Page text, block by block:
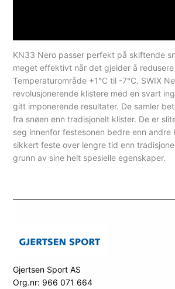
KN33 Nero passer perfekt på skiftende
meget effektivt når det gjelder å
Temperaturområde +1°C til -7°C. SWIX
revolusjonerende klistere med en svart
gitt imponerende resultater. De samler
fra snøen enn tradisjonelt klister. De er
seg innenfor festesonen bedre enn andre
sikkert feste over lengre tid enn
grunn av sine helt spesielle egenskaper.
Gjertsen Sport AS
Org.nr: 966 071 664